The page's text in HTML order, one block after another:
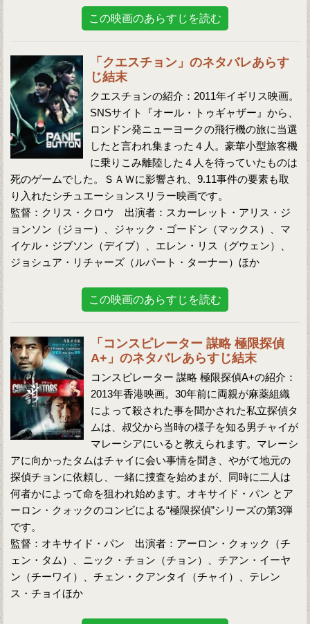
この映画のあらすじを読む
「クエスチョン」のネタバレあらす
じ結末
クエスチョンの紹介：2011年イギリス映画。
SNSサイト『オール・トゥギャザー』から、
ロンドン発ニューヨークの飛行機の旅に当選
したと言われ集まった４人。豪華小型旅客機
に乗りこみ離陸した４人を待っていたものは
死のゲームでした。ＳＡＷに影響され、9.11事件の要素も取
り入れたシチュエーションスリラー映画です。
監督：クリス・クロウ 出演者：スカーレット・アリス・ジ
ョンソン（ジョー）、ジャック・ゴードン（マックス）、マ
イケル・ジブソン（デイブ）、エレン・リス（グウェン）、
ジョシュア・リチャーズ（ルパート・ターナー）ほか
この映画のあらすじを読む
「コンスピレーター 謀略 極限探偵
A+」のネタバレあらすじ結末
コンスピレーター 謀略 極限探偵A+の紹介：
2013年香港映画。30年前に両親が麻薬組織
によって殺された事を聞かされた私立探偵タ
ムは、叔父から当時の様子を知る男チャイが
マレーシアにいると教えられます。マレーシ
アに向かったタムはチャイに会い事情を聞き、やがて地元の
探偵チョンに依頼し、一緒に捜査を始めまが、同時に二人は
何者かによって命を狙われ始めます。オキサイド・パン とア
ーロン・クォックのコンビによる“極限探偵”シリーズの第3弾
です。
監督：オキサイド・パン 出演者：アーロン・クォック（チ
ェン・タム）、ニック・チョン（チョン）、チアン・イーヤ
ン（チーワイ）、チェン・クアンタイ（チャイ）、テレン
ス・チョイほか